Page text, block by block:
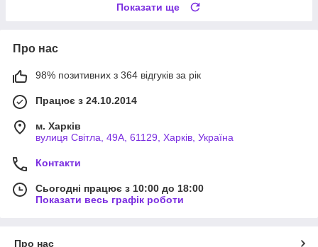
Показати ще
Про нас
98% позитивних з 364 відгуків за рік
Працює з 24.10.2014
м. Харків
вулиця Світла, 49А, 61129, Харків, Україна
Контакти
Сьогодні працює з 10:00 до 18:00
Показати весь графік роботи
Про нас